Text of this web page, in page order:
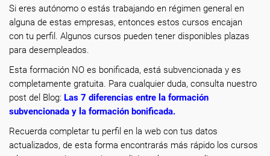
Si eres autónomo o estás trabajando en régimen general en
alguna de estas empresas, entonces estos cursos encajan
con tu perfil. Algunos cursos pueden tener disponibles plazas
para desempleados.
Esta formación NO es bonificada, está subvencionada y es
completamente gratuita. Para cualquier duda, consulta nuestro
post del Blog: Las 7 diferencias entre la formación
subvencionada y la formación bonificada.
Recuerda completar tu perfil en la web con tus datos
actualizados, de esta forma encontrarás más rápido los cursos